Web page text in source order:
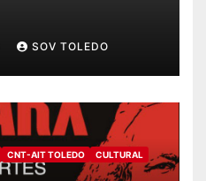
SOV TOLEDO
CNT-AIT TOLEDO
CULTURAL